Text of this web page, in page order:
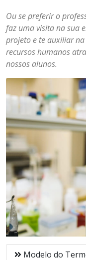
Ou se preferir o
faz uma visita na sua
projeto e te auxiliar
recursos humanos
nossos alunos.
Modelo do